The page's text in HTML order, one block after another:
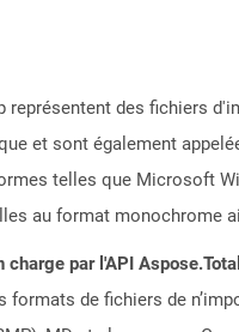
représentent des fichiers
et sont également
telles que Microsoft
au format monochrome
par l'API
de fichiers de